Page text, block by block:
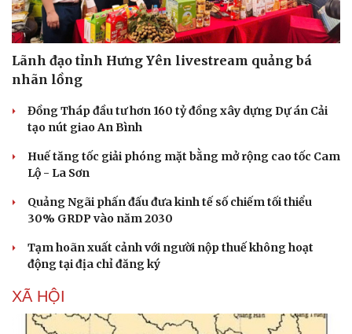
Lãnh đạo tỉnh Hưng Yên livestream quảng bá
nhãn lồng
Đồng Tháp đầu tư hơn 160 tỷ đồng xây dựng Dự án Cải
tạo nút giao An Bình
Huế tăng tốc giải phóng mặt bằng mở rộng cao tốc Cam
Lộ - La Sơn
Quảng Ngãi phấn đấu đưa kinh tế số chiếm tối thiểu
30% GRDP vào năm 2030
Tạm hoãn xuất cảnh với người nộp thuế không hoạt
động tại địa chỉ đăng ký
XÃ HỘI